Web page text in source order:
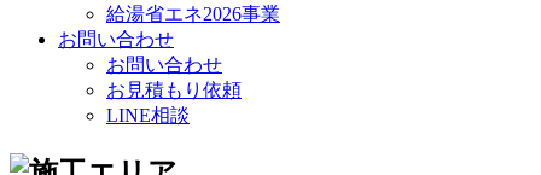
給湯省エネ2026事業
お問い合わせ
お問い合わせ
お見積もり依頼
LINE相談